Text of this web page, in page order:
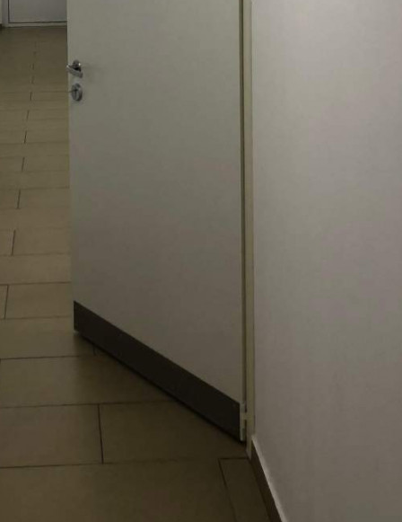
Отдельно стоящее здание
116382 - Г. САНКТ-
ПЕТЕРБУРГ,
БУХАРЕСТСКАЯ УЛИЦА,
Д.23
Адыгея г
Сбер А предлагает к аренде нежилое помещение общей
площадью 169 кв. м., расположенного по адресу: г. Санкт-
Петербург, ул. Бухарестская, дом 23, корпус 1, литера А,
помещение 87-Н. Аренда посредством проведения торгов на
электронной площадке Сбербанк-АСТ. Номер процедуры:
SBR065-2601270006 Собственник: Северо-...
Навигация
Где находится